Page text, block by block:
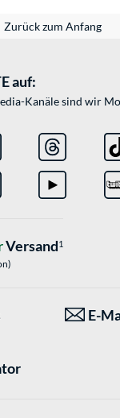
Zurück zum Anfang
auf:
Kanäle sind wir
Versand1
E-